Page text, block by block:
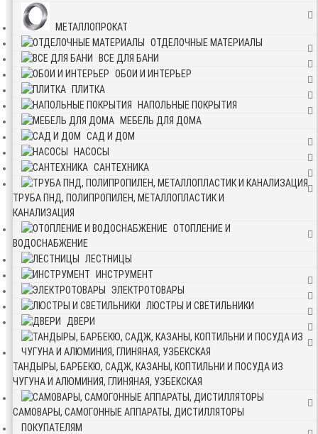
МЕТАЛЛОПРОКАТ
ОТДЕЛОЧНЫЕ МАТЕРИАЛЫ
ВСЕ ДЛЯ БАНИ
ОБОИ И ИНТЕРЬЕР
ПЛИТКА
НАПОЛЬНЫЕ ПОКРЫТИЯ
МЕБЕЛЬ ДЛЯ ДОМА
САД И ДОМ
НАСОСЫ
САНТЕХНИКА
ТРУБА ПНД, ПОЛИПРОПИЛЕН, МЕТАЛЛОПЛАСТИК И
КАНАЛИЗАЦИЯ
ОТОПЛЕНИЕ И
ВОДОСНАБЖЕНИЕ
ЛЕСТНИЦЫ
ИНСТРУМЕНТ
ЭЛЕКТРОТОВАРЫ
ЛЮСТРЫ И СВЕТИЛЬНИКИ
ДВЕРИ
ТАНДЫРЫ, БАРБЕКЮ, САДЖ, КАЗАНЫ, КОПТИЛЬНИ И ПОСУДА ИЗ
ЧУГУНА И АЛЮМИНИЯ, ГЛИНЯНАЯ, УЗБЕКСКАЯ
САМОВАРЫ, САМОГОННЫЕ АППАРАТЫ, ДИСТИЛЛЯТОРЫ
ПОКУПАТЕЛЯМ